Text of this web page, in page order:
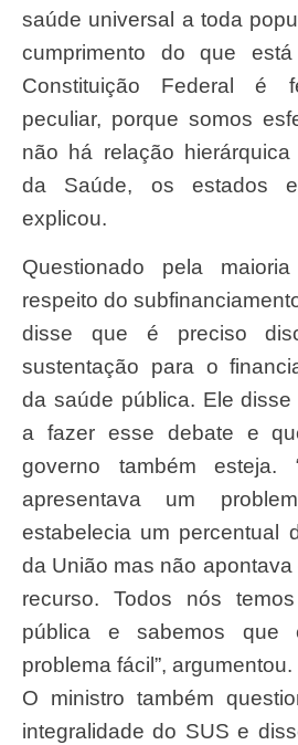
saúde universal a toda
cumprimento do que
Constituição Federal é
peculiar, porque somos
não há relação
da Saúde, os estados e
explicou.
Questionado pela maioria dos gestores a
respeito do
disse que é preciso
sustentação para o
da saúde pública. Ele
a fazer esse debate e
governo também
apresentava um
estabelecia um percentual
da União mas não
recurso. Todos nós
pública e sabemos
problema fácil”, argumentou.
O ministro também
integralidade do SUS e